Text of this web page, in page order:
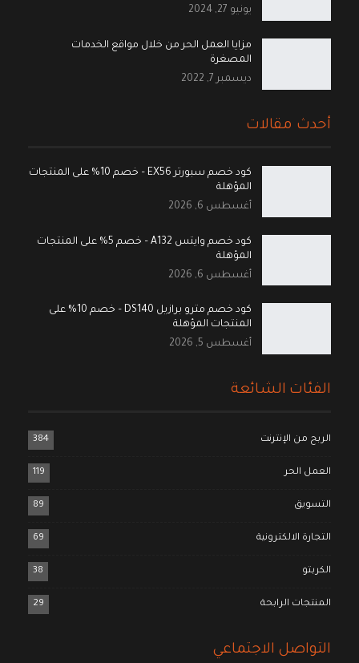
يونيو 27, 2024
مزايا العمل الحر من خلال مواقع الخدمات
المصغرة
ديسمبر 7, 2022
أحدث مقالات
كود خصم سبورتر EX56 – خصم 10% على المنتجات
المؤهلة
أغسطس 6, 2026
كود خصم وايتس A132 – خصم 5% على المنتجات
المؤهلة
أغسطس 6, 2026
كود خصم مترو برازيل DS140 – خصم 10% على
المنتجات المؤهلة
أغسطس 5, 2026
الفئات الشائعة
الربح من الإنترنت 384
العمل الحر 119
التسويق 89
التجارة الالكترونية 69
الكربتو 38
المنتجات الرابحة 29
التواصل الاجتماعي